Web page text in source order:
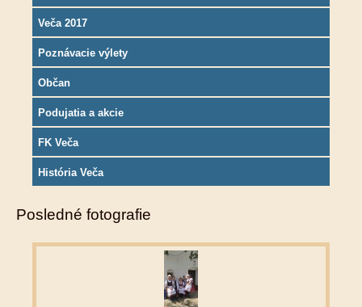
Veča 2017
Poznávacie výlety
Občan
Podujatia a akcie
FK Veča
História Veča
Posledné fotografie